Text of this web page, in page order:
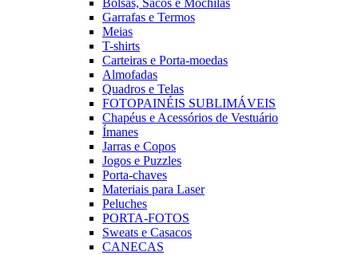
Bolsas, Sacos e Mochilas
Garrafas e Termos
Meias
T-shirts
Carteiras e Porta-moedas
Almofadas
Quadros e Telas
FOTOPAINÉIS SUBLIMÁVEIS
Chapéus e Acessórios de Vestuário
Ímanes
Jarras e Copos
Jogos e Puzzles
Porta-chaves
Materiais para Laser
Peluches
PORTA-FOTOS
Sweats e Casacos
CANECAS